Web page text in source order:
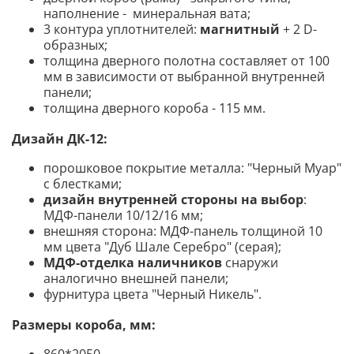
наполнение - минеральная вата;
3 контура уплотнителей: магнитный + 2 D-
образных;
толщина дверного полотна составляет от 100
мм в зависимости от выбранной внутренней
панели;
толщина дверного короба - 115 мм.
Дизайн ДК-12:
порошковое покрытие металла: "Черный Муар"
с блестками;
дизайн внутренней стороны на выбор:
МДФ-панели 10/12/16 мм;
внешняя сторона: МДФ-панель толщиной 10
мм цвета "Дуб Шале Серебро" (серая);
МДФ-отделка наличников снаружи
аналогично внешней панели;
фурнитура цвета "Черный Никель".
Размеры короба, мм: